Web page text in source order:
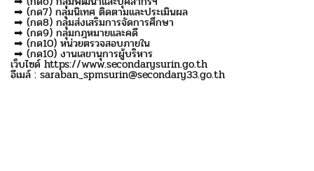
➡ (กด7) กลุ่มนิเทศ ติดตามและประเมินผล
➡ (กด8) กลุ่มส่งเสริมการจัดการศึกษา
➡ (กด9) กลุ่มกฎหมายและคดี
➡ (กด10) หน่วยตรวจสอบภายใน
➡ (กด10) งานเลขานุการผู้บริหาร
เว็บไซด์ https://www.secondarysurin.go.th
อีเมล์ : saraban_spmsurin@secondary33.go.th